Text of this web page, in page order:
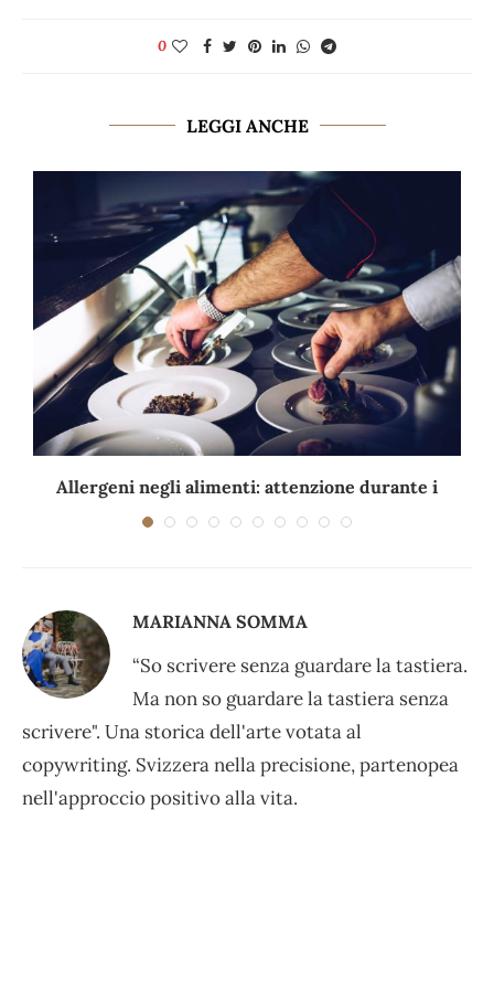
0
LEGGI ANCHE
Allergeni negli alimenti: attenzione durante i
viaggi e...
MARIANNA SOMMA
“So scrivere senza guardare la tastiera.
Ma non so guardare la tastiera senza
scrivere". Una storica dell'arte votata al
copywriting. Svizzera nella precisione, partenopea
nell'approccio positivo alla vita.